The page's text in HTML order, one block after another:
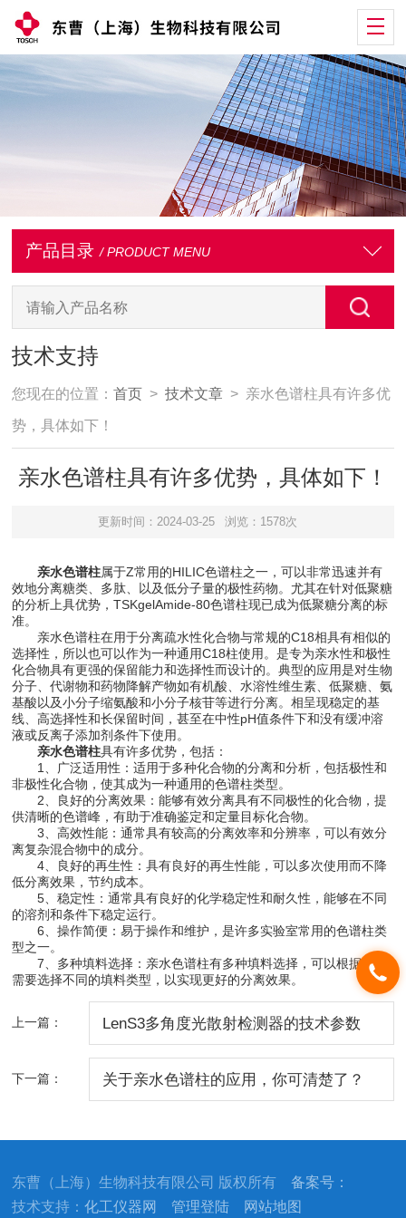
产品目录 / PRODUCT MENU
技术支持
您现在的位置：首页 >技术文章 > 亲水色谱柱具有许多优
势，具体如下！
亲水色谱柱具有许多优势，具体如下！
更新时间：2024-03-25 浏览：1578次
亲水色谱柱属于Z常用的HILIC色谱柱之一，可以非常迅速并有
效地分离糖类、多肽、以及低分子量的极性药物。尤其在针对低聚糖
的分析上具优势，TSKgelAmide-80色谱柱现已成为低聚糖分离的标
准。
亲水色谱柱在用于分离疏水性化合物与常规的C18相具有相似的
选择性，所以也可以作为一种通用C18柱使用。是专为亲水性和极性
化合物具有更强的保留能力和选择性而设计的。典型的应用是对生物
分子、代谢物和药物降解产物如有机酸、水溶性维生素、低聚糖、氨
基酸以及小分子缩氨酸和小分子核苷等进行分离。相呈现稳定的基
线、高选择性和长保留时间，甚至在中性pH值条件下和没有缓冲溶
液或反离子添加剂条件下使用。
亲水色谱柱具有许多优势，包括：
1、广泛适用性：适用于多种化合物的分离和分析，包括极性和
非极性化合物，使其成为一种通用的色谱柱类型。
2、良好的分离效果：能够有效分离具有不同极性的化合物，提
供清晰的色谱峰，有助于准确鉴定和定量目标化合物。
3、高效性能：通常具有较高的分离效率和分辨率，可以有效分
离复杂混合物中的成分。
4、良好的再生性：具有良好的再生性能，可以多次使用而不降
低分离效果，节约成本。
5、稳定性：通常具有良好的化学稳定性和耐久性，能够在不同
的溶剂和条件下稳定运行。
6、操作简便：易于操作和维护，是许多实验室常用的色谱柱类
型之一。
7、多种填料选择：亲水色谱柱有多种填料选择，可以根据分析
需要选择不同的填料类型，以实现更好的分离效果。
上一篇： LenS3多角度光散射检测器的技术参数
下一篇： 关于亲水色谱柱的应用，你可清楚了？
东曹（上海）生物科技有限公司 版权所有备案号：
技术支持：化工仪器网 管理登陆 网站地图